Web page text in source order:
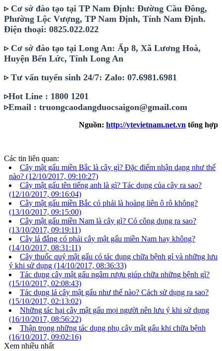
▹ Cơ sở đào tạo tại TP Nam Định: Đường Cầu Đông,
Phường Lộc Vượng, TP Nam Định, Tỉnh Nam Định.
Điện thoại: 0825.022.022
▹ Cơ sở đào tạo tại Long An: Ấp 8, Xã Lương Hoà,
Huyện Bến Lức, Tỉnh Long An
▹ Tư vấn tuyển sinh 24/7: Zalo: 07.6981.6981
▹Hot Line : 1800 1201
▹Email : truongcaodangduocsaigon@gmail.com
Nguồn: http://ytevietnam.net.vn tổng hợp
Các tin liên quan:
Cây mật gấu miền Bắc là cây gì? Đặc điểm nhận dạng như thế
nào? (12/10/2017, 09:10:27)
Cây mật gấu tên tiếng anh là gì? Tác dụng của cây ra sao?
(12/10/2017, 09:16:04)
Cây mật gấu miền Bắc có phải là hoàng liên ô rô không?
(13/10/2017, 09:15:00)
Cây mật gấu miền Nam là cây gì? Có công dụng ra sao?
(13/10/2017, 09:19:11)
Cây lá đắng có phải cây mật gấu miền Nam hay không?
(14/10/2017, 08:31:11)
Cây thuốc quý mật gấu có tác dụng chữa bệnh gì và những lưu
ý khi sử dụng (14/10/2017, 08:36:33)
Tác dụng cây mật gấu ngâm rượu giúp chữa những bệnh gì?
(15/10/2017, 02:08:43)
Tác dụng lá cây mật gấu như thế nào? Cách sử dụng ra sao?
(15/10/2017, 02:13:02)
Những tác hại cây mật gấu mọi người nên lưu ý khi sử dụng
(16/10/2017, 08:56:22)
Thận trọng những tác dụng phụ cây mật gấu khi chữa bệnh
(16/10/2017, 09:02:16)
Xem nhiều nhất